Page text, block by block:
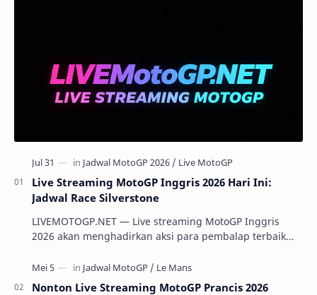
Live Streaming MotoGP Inggris 2026 Hari Ini:
Jadwal Race Silverstone
LIVEMOTOGP.NET — Live streaming MotoGP Inggris
2026 akan menghadirkan aksi para pembalap terbaik
Nonton Live Streaming MotoGP Prancis 2026